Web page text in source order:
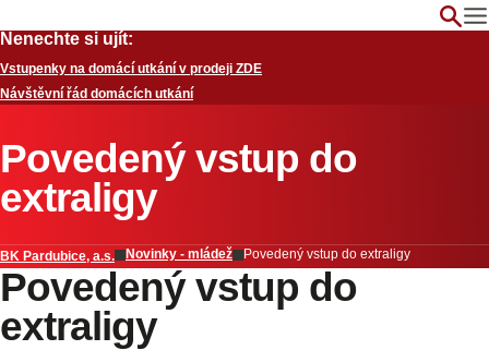
Nenechte si ujít:
Vstupenky na domácí utkání v prodeji ZDE
Návštěvní řád domácích utkání
Povedený vstup do
extraligy
BK Pardubice, a.s. Novinky - mládež Povedený vstup do extraligy
Povedený vstup do
extraligy